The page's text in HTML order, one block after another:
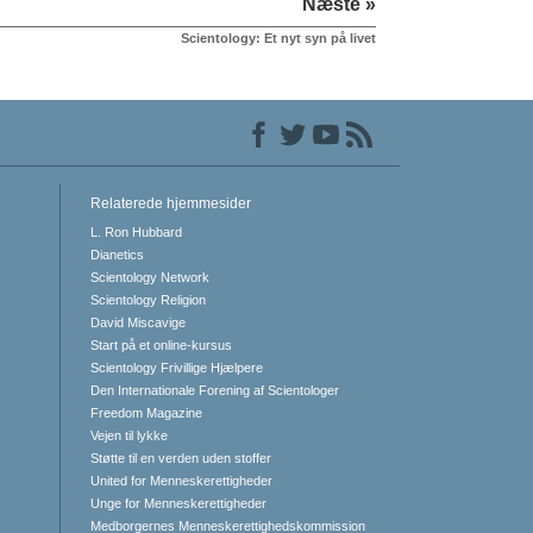
Næste »
Scientology: Et nyt syn på livet
Relaterede hjemmesider
L. Ron Hubbard
Dianetics
Scientology Network
Scientology Religion
David Miscavige
Start på et online-kursus
Scientology Frivillige Hjælpere
Den Internationale Forening af Scientologer
Freedom Magazine
Vejen til lykke
Støtte til en verden uden stoffer
United for Menneskerettigheder
Unge for Menneskerettigheder
Medborgernes Menneskerettigheds­kommission